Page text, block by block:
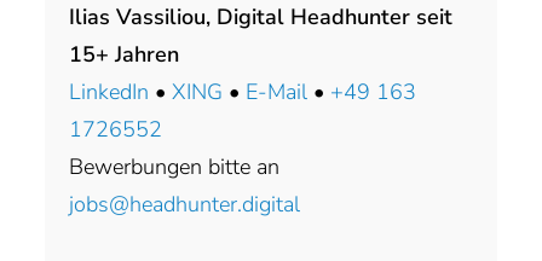
Ilias Vassiliou, Digital Headhunter seit
15+ Jahren
LinkedIn •XING • E-Mail • +49 163
1726552
Bewerbungen bitte an
jobs@headhunter.digital